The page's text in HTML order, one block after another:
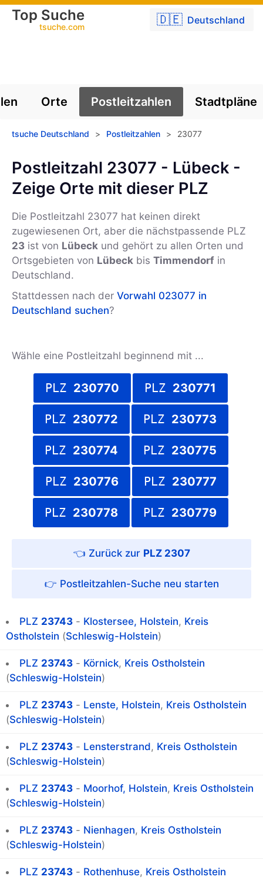
🇩🇪 Deutschland
Top Suche
tsuche.com
Orte Postleitzahlen Stadtpläne
tsuche Deutschland > Postleitzahlen > 23077
Postleitzahl 23077 - Lübeck -
Zeige Orte mit dieser PLZ
Die Postleitzahl 23077 hat keinen direkt
zugewiesenen Ort, aber die nächstpassende PLZ
23 ist von Lübeck und gehört zu allen Orten und
Ortsgebieten von Lübeck bis Timmendorf in
Deutschland.
Stattdessen nach der Vorwahl 023077 in
Deutschland suchen?
Wähle eine Postleitzahl beginnend mit ...
PLZ 230770 PLZ 230771
PLZ 230772 PLZ 230773
PLZ 230774 PLZ 230775
PLZ 230776 PLZ 230777
PLZ 230778 PLZ 230779
PLZ 2307
Postleitzahlen-Suche
PLZ 23743 - Klostersee, Holstein, Kreis
Ostholstein (Schleswig-Holstein)
PLZ 23743 - Körnick, Kreis Ostholstein
(Schleswig-Holstein)
PLZ 23743 - Lenste, Holstein, Kreis Ostholstein
(Schleswig-Holstein)
PLZ 23743 - Lensterstrand, Kreis Ostholstein
(Schleswig-Holstein)
PLZ 23743 - Moorhof, Holstein, Kreis Ostholstein
(Schleswig-Holstein)
PLZ 23743 - Nienhagen, Kreis Ostholstein
(Schleswig-Holstein)
PLZ 23743 - Rothenhuse, Kreis Ostholstein